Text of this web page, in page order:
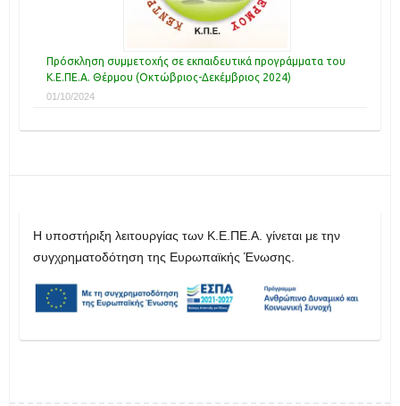
Πρόσκληση συμμετοχής σε εκπαιδευτικά προγράμματα του
Κ.Ε.ΠΕ.Α. Θέρμου (Οκτώβριος-Δεκέμβριος 2024)
01/10/2024
H υποστήριξη λειτουργίας των Κ.Ε.ΠΕ.Α. γίνεται με την
συγχρηματοδότηση της Ευρωπαϊκής Ένωσης.